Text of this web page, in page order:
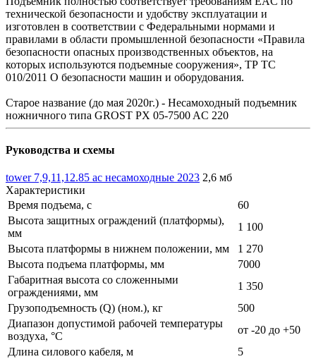
технической безопасности и удобству эксплуатации и
изготовлен в соответствии с Федеральными нормами и
правилами в области промышленной безопасности «Правила
безопасности опасных производственных объектов, на
которых используются подъемные сооружения», ТР ТС
010/2011 О безопасности машин и оборудования.
Старое название (до мая 2020г.) - Несамоходный подъемник
ножничного типа GROST PX 05-7500 AC 220
Руководства и схемы
tower 7,9,11,12.85 ac несамоходные 2023 2,6 мб
Характеристики
Время подъема, с
60
Высота защитных ограждений (платформы),
мм
1 100
Высота платформы в нижнем положении, мм
1 270
Высота подъема платформы, мм
7000
Габаритная высота со сложенными
ограждениями, мм
1 350
Грузоподъемность (Q) (ном.), кг
500
Диапазон допустимой рабочей температуры
воздуха, °С
от -20 до +50
Длина силового кабеля, м
5